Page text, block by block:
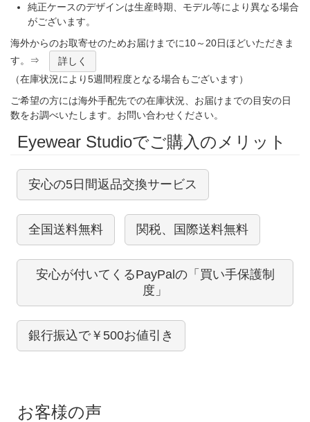
純正ケースのデザインは生産時期、モデル等により異なる場合
がございます。
海外からのお取寄せのためお届けまでに10～20日ほどいただきま
す。⇒
詳しく
（在庫状況により5週間程度となる場合もございます）
ご希望の方には海外手配先での在庫状況、お届けまでの目安の日
数をお調べいたします。お問い合わせください。
Eyewear Studioでご購入のメリット
安心の5日間返品交換サービス
全国送料無料 関税、国際送料無料
安心が付いてくるPayPalの「買い手保護制
度」
銀行振込で￥500お値引き
お客様の声